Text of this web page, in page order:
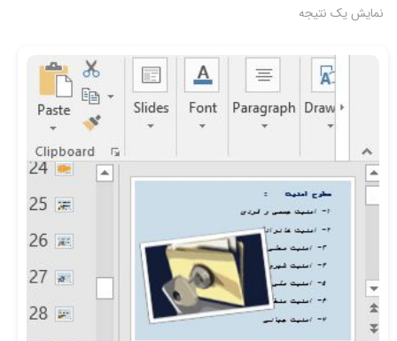
نمایش یک نتیجه